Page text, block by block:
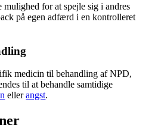
mulighed for at spejle sig i andres
på egen adfærd i en kontrolleret
medicin til behandling af NPD,
til at behandle samtidige
ellerangst.